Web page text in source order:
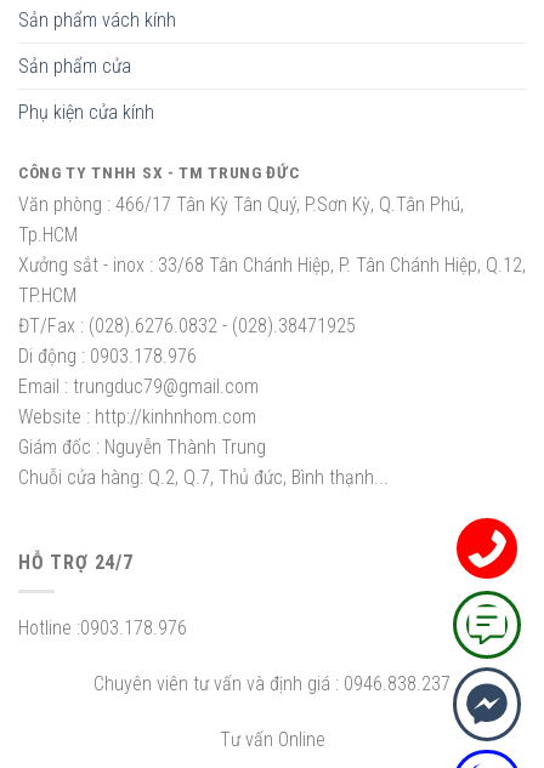
Sản phẩm vách kính
Sản phẩm cửa
Phụ kiện cửa kính
CÔNG TY TNHH SX - TM TRUNG ĐỨC
Văn phòng : 466/17 Tân Kỳ Tân Quý, P.Sơn Kỳ, Q.Tân Phú,
Tp.HCM
Xưởng sắt - inox : 33/68 Tân Chánh Hiệp, P. Tân Chánh Hiệp, Q.12,
TP.HCM
ĐT/Fax : (028).6276.0832 - (028).38471925
Di động : 0903.178.976
Email : trungduc79@gmail.com
Website : http://kinhnhom.com
Giám đốc : Nguyễn Thành Trung
Chuỗi cửa hàng: Q.2, Q.7, Thủ đức, Bình thạnh...
HỖ TRỢ 24/7
Hotline :0903.178.976
Chuyên viên tư vấn và định giá : 0946.838.237
Tư vấn Online